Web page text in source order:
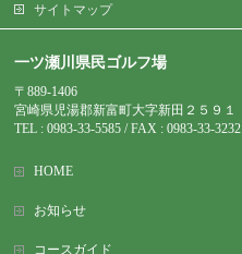
サイトマップ
一ツ瀬川県民ゴルフ場
〒889-1406
宮崎県児湯郡新富町大字新田２５９１
TEL : 0983-33-5585 / FAX : 0983-33-3232
HOME
お知らせ
コースガイド